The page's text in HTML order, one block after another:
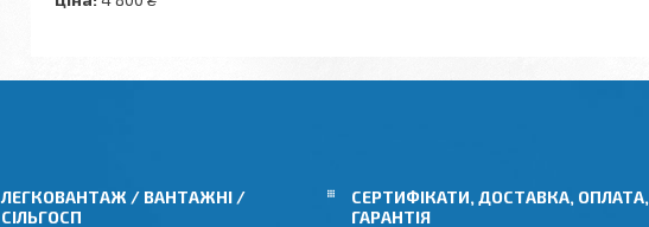
ЛЕГКОВАНТАЖ / ВАНТАЖНІ /
СІЛЬГОСП
СЕРТИФІКАТИ, ДОСТАВКА, ОПЛАТА,
ГАРАНТІЯ